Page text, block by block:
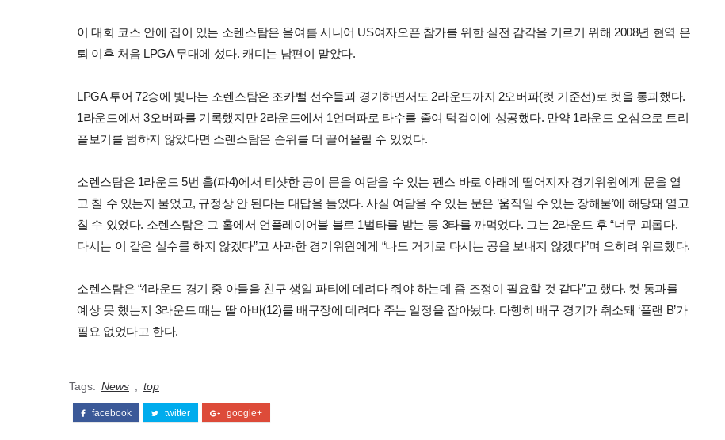
이 대회 코스 안에 집이 있는 소렌스탐은 올여름 시니어 US여자오픈 참가를 위한 실전 감각을 기르기 위해 2008년 현역 은
퇴 이후 처음 LPGA 무대에 섰다. 캐디는 남편이 맡았다.
LPGA 투어 72승에 빛나는 소렌스탐은 조카뻘 선수들과 경기하면서도 2라운드까지 2오버파(컷 기준선)로 컷을 통과했다.
1라운드에서 3오버파를 기록했지만 2라운드에서 1언더파로 타수를 줄여 턱걸이에 성공했다. 만약 1라운드 오심으로 트리
플보기를 범하지 않았다면 소렌스탐은 순위를 더 끌어올릴 수 있었다.
소렌스탐은 1라운드 5번 홀(파4)에서 티샷한 공이 문을 여닫을 수 있는 펜스 바로 아래에 떨어지자 경기위원에게 문을 열
고 칠 수 있는지 물었고, 규정상 안 된다는 대답을 들었다. 사실 여닫을 수 있는 문은 ’움직일 수 있는 장해물’에 해당돼 열고
칠 수 있었다. 소렌스탐은 그 홀에서 언플레이어블 볼로 1벌타를 받는 등 3타를 까먹었다. 그는 2라운드 후 “너무 괴롭다.
다시는 이 같은 실수를 하지 않겠다”고 사과한 경기위원에게 “나도 거기로 다시는 공을 보내지 않겠다”며 오히려 위로했다.
소렌스탐은 “4라운드 경기 중 아들을 친구 생일 파티에 데려다 줘야 하는데 좀 조정이 필요할 것 같다”고 했다. 컷 통과를
예상 못 했는지 3라운드 때는 딸 아바(12)를 배구장에 데려다 주는 일정을 잡아놨다. 다행히 배구 경기가 취소돼 ‘플랜 B’가
필요 없었다고 한다.
Tags: News top
facebook twitter google+